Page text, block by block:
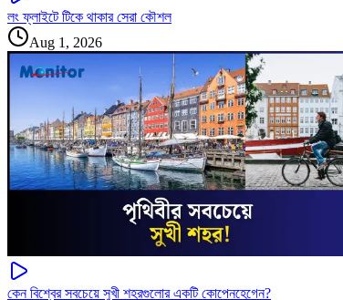
লং ফ্লাইটে টিকে থাকার সেরা কৌশল
Aug 1, 2026
কেন বিশ্বের সবচেয়ে সুখী শহরগুলোর একটি কোপেনহেগেন?